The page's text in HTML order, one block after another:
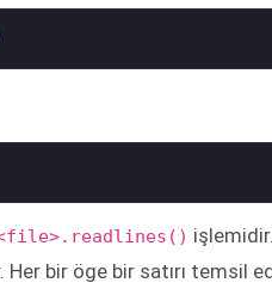
bir öge bir satırı temsil